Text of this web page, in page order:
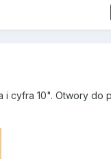
cyfra 10". Otwory do